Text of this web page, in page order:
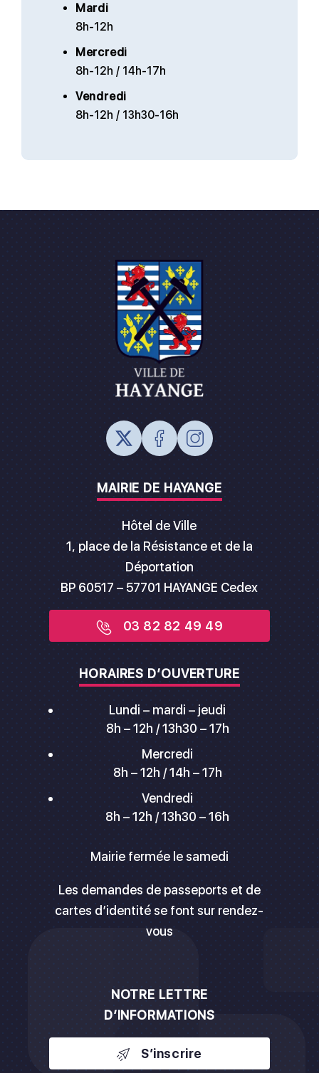
Mardi
8h-12h
Mercredi
8h-12h / 14h-17h
Vendredi
8h-12h / 13h30-16h
MAIRIE DE HAYANGE
Hôtel de Ville
1, place de la Résistance et de la
Déportation
BP 60517 – 57701 HAYANGE Cedex
03 82 82 49 49
HORAIRES D’OUVERTURE
Lundi – mardi – jeudi
8h – 12h / 13h30 – 17h
Mercredi
8h – 12h / 14h – 17h
Vendredi
8h – 12h / 13h30 – 16h
Mairie fermée le samedi
Les demandes de passeports et de
cartes d’identité se font sur rendez-
vous
NOTRE LETTRE
D’INFORMATIONS
S’inscrire